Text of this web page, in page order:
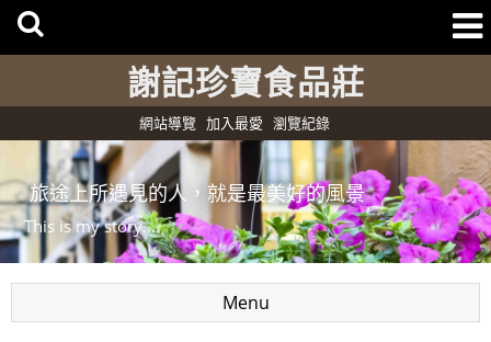
謝記珍寶食品莊
網站導覽 加入最愛 瀏覽紀錄
旅途上所遇見的人，就是最美好的風景
This is my story....
Menu